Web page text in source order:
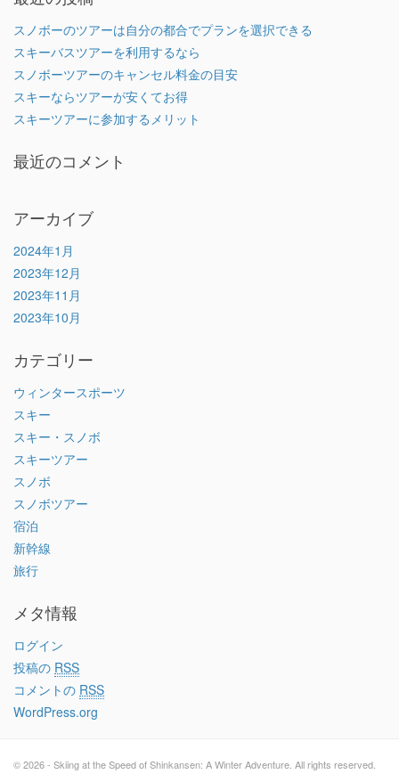
スノボーのツアーは自分の都合でプランを選択できる
スキーバスツアーを利用するなら
スノボーツアーのキャンセル料金の目安
スキーならツアーが安くてお得
スキーツアーに参加するメリット
最近のコメント
アーカイブ
2024年1月
2023年12月
2023年11月
2023年10月
カテゴリー
ウィンタースポーツ
スキー
スキー・スノボ
スキーツアー
スノボ
スノボツアー
宿泊
新幹線
旅行
メタ情報
ログイン
投稿の RSS
コメントの RSS
WordPress.org
© 2026 - Skiing at the Speed of Shinkansen: A Winter Adventure. All rights reserved.